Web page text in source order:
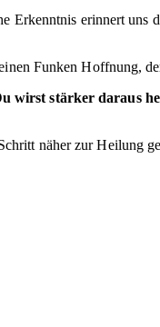
Erkenntnis erinnert uns
Funken Hoffnung,
wirst stärker daraus
näher zur Heilung